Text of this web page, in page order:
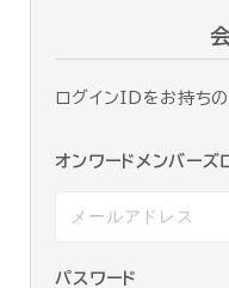
ログインIDをお持ちの
オンワードメンバー
パスワード